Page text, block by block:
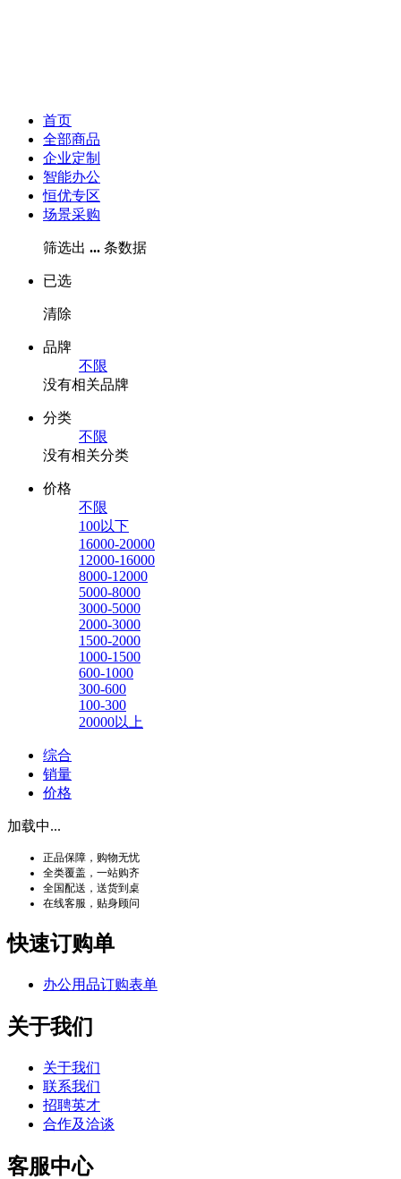
首页
全部商品
企业定制
智能办公
恒优专区
场景采购
筛选出 ... 条数据
已选
清除
品牌
不限
没有相关品牌
分类
不限
没有相关分类
价格
不限
100以下
16000-20000
12000-16000
8000-12000
5000-8000
3000-5000
2000-3000
1500-2000
1000-1500
600-1000
300-600
100-300
20000以上
综合
销量
价格
加载中...
正品保障，购物无忧
全类覆盖，一站购齐
全国配送，送货到桌
在线客服，贴身顾问
快速订购单
办公用品订购表单
关于我们
关于我们
联系我们
招聘英才
合作及洽谈
客服中心